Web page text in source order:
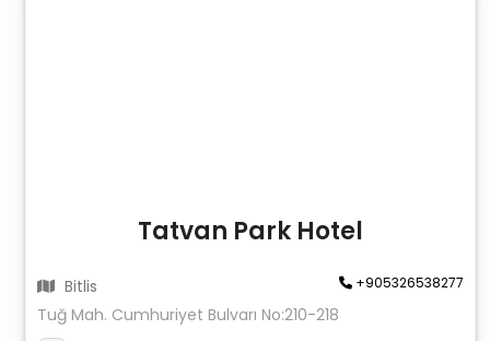
Tatvan Park Hotel
Bitlis +905326538277
Tuğ Mah. Cumhuriyet Bulvarı No:210-218